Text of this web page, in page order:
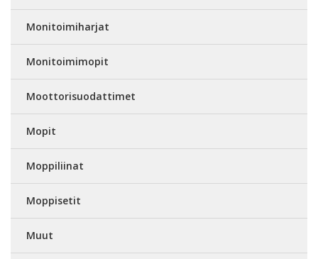
Monitoimiharjat
Monitoimimopit
Moottorisuodattimet
Mopit
Moppiliinat
Moppisetit
Muut